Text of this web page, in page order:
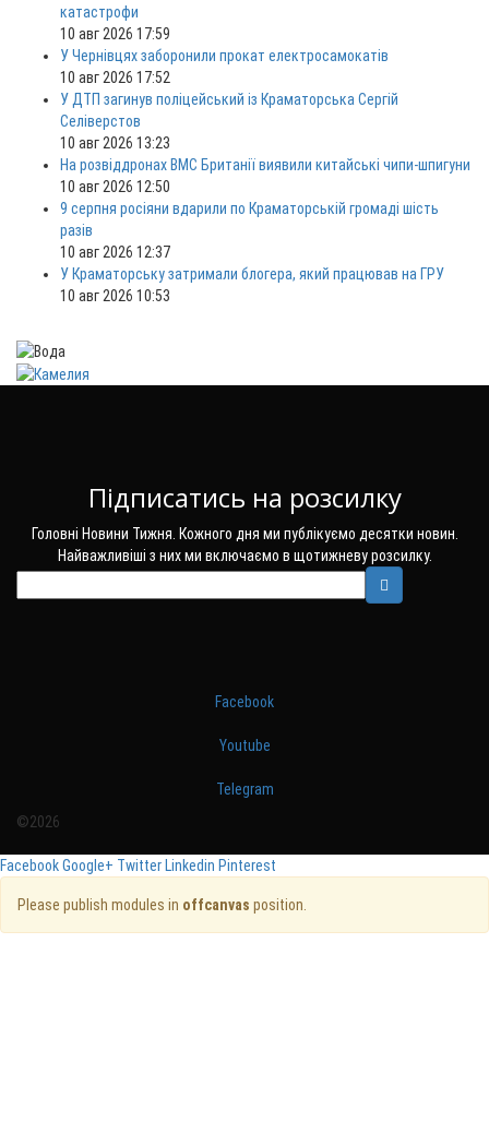
катастрофи
10 авг 2026 17:59
У Чернівцях заборонили прокат електросамокатів
10 авг 2026 17:52
У ДТП загинув поліцейський із Краматорська Сергій
Селіверстов
10 авг 2026 13:23
На розвіддронах ВМС Британії виявили китайські чипи-шпигуни
10 авг 2026 12:50
9 серпня росіяни вдарили по Краматорській громаді шість
разів
10 авг 2026 12:37
У Краматорську затримали блогера, який працював на ГРУ
10 авг 2026 10:53
Підписатись на розсилку
Головні Новини Тижня. Кожного дня ми публікуємо десятки новин.
Найважливіші з них ми включаємо в щотижневу розсилку.
Facebook
Youtube
Telegram
©2026
FacebookGoogle+ Twitter Linkedin Pinterest
Please publish modules in offcanvas position.